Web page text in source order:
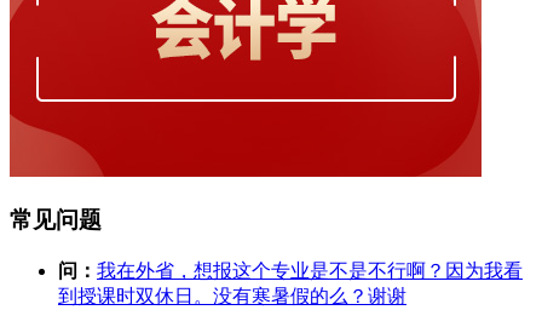
常见问题
问： 我在外省，想报这个专业是不是不行啊？因为我看
到授课时双休日。没有寒暑假的么？谢谢